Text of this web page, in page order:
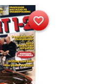
favorite_border